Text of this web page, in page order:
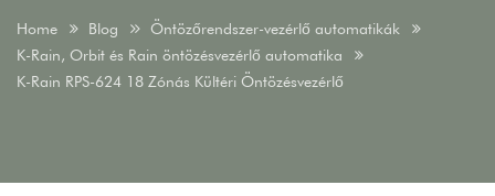
Home Blog
Öntözőrendszer-vezérlő automatikák
K-Rain, Orbit és Rain öntözésvezérlő automatika
K-Rain RPS-624 18 Zónás Kültéri Öntözésvezérlő